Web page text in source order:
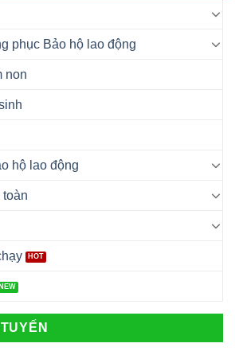
phục Bảo hộ lao động
non
hộ lao động
toàn